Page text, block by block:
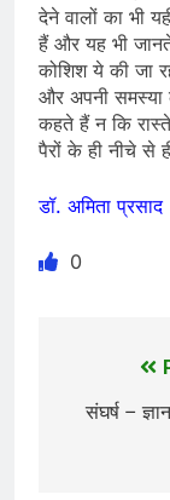
देने वालों का भी
हैं और यह भी
कोशिश ये की जा
और अपनी समस्या
कहते हैं न कि
पैरों के ही नीचे से
डॉ. अमिता प्रसाद
0
संघर्ष –